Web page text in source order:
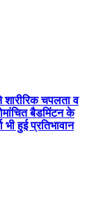
शारीरिक चपलता व
बैडमिंटन के
हुई प्रतिभावान